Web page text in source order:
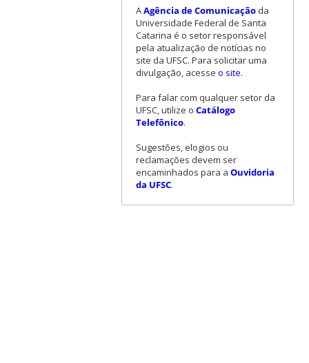
AAgência de Comunicaçãoda
Universidade Federal de Santa
Catarina é o setor responsável
pela atualização de notícias no
site da UFSC. Para solicitar uma
divulgação, acesse o site.
Para falar com qualquer setor da
UFSC, utilize o Catálogo
Telefônico.
Sugestões, elogios ou
reclamações devem ser
encaminhados para a Ouvidoria
da UFSC.